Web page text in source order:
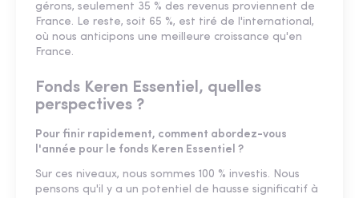
gérons, seulement 35 % des revenus proviennent de
France. Le reste, soit 65 %, est tiré de l'international,
où nous anticipons une meilleure croissance qu'en
France.
Fonds Keren Essentiel, quelles
perspectives ?
Pour finir rapidement, comment abordez-vous
l'année pour le fonds Keren Essentiel ?
Sur ces niveaux, nous sommes 100 % investis. Nous
pensons qu'il y a un potentiel de hausse significatif à